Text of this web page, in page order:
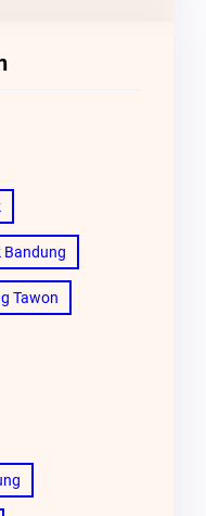
Bandung
Tawon